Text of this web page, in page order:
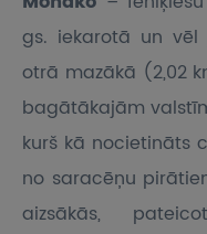
gs. iekarotā un
otrā mazākā (2,02
bagātākajām
kurš kā nocietināts
no saracēņu
aizsākās,